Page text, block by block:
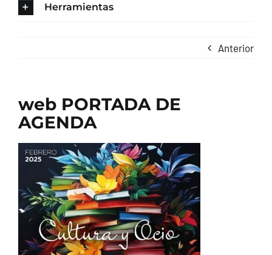
TURISMO
CONTACTO
Herramientas
Anterior
web PORTADA DE
AGENDA